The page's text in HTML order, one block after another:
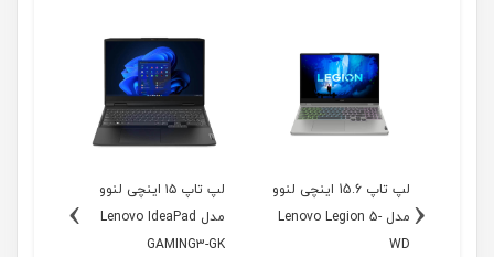
لپ تاپ 15.6 اینچی لنوو
مدل Lenovo Legion 5-
WD
لپ تاپ ۱۵ اینچی لنوو
مدل Lenovo IdeaPad
GAMING3-GK
‹
›